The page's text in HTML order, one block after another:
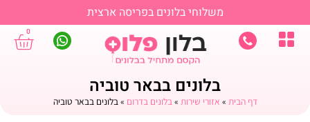
משלוחי בלונים בפריסה ארצית
0
בלונים בבאר טוביה
דף הבית » אזורי שירות »בלונים בדרום »בלונים בבאר טוביה